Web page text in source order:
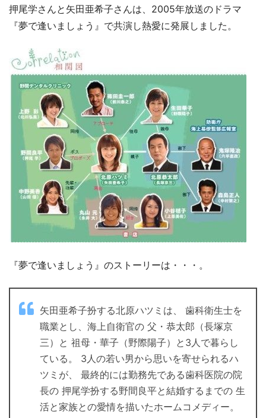
押尾学さんと矢田亜希子さんは、2005年放送のドラマ
『夢で逢いましょう』で共演し熱愛に発展しました。
『夢で逢いましょう』のストーリーは・・・。
矢田亜希子扮する北原ハツミは、 歯科衛生士を
職業とし、海上自衛官の 父・恭太郎（長塚京
三）と 祖母・華子（野際陽子）と3人で暮らし
ている。 3人の若い男から思いを寄せられるハ
ツミが、 最終的には勤務先である歯科医院の院
長の 押尾学扮する野間良平と結婚するまでの 生
活と家族との愛情を描いたホームコメディー。